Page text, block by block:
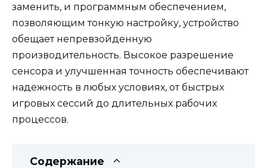
заменить, и программным обеспечением,
позволяющим тонкую настройку, устройство
обещает непревзойденную
производительность. Высокое разрешение
сенсора и улучшенная точность обеспечивают
надежность в любых условиях, от быстрых
игровых сессий до длительных рабочих
процессов.
Содержание